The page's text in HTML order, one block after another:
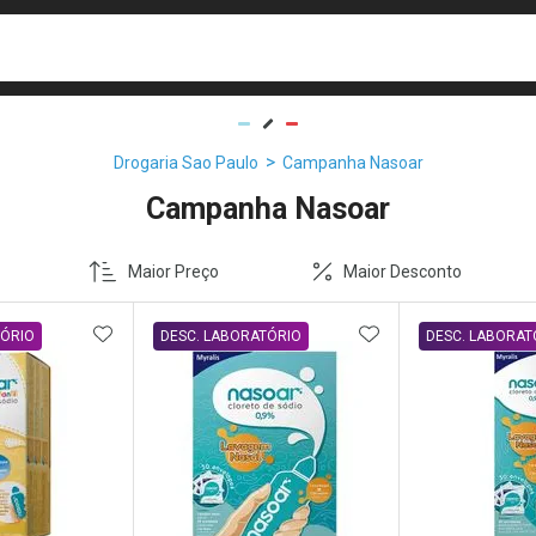
Drogaria Sao Paulo Campanha Nasoar
Campanha Nasoar
Maior Preço Maior Desconto
ADICIONAR AOS FAVORITOS
DESC. LABORATÓRIO ADICIONAR AOS
DESC.